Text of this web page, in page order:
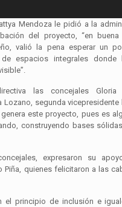
Mendoza le pidió a la
del proyecto, “en
valió la pena esperar un
espacios integrales donde
las concejales Gloria
Lozano, segunda vicepresidente
este proyecto, pues es
construyendo bases
expresaron su
Piña, quienes felicitaron a las
el principio de inclusión e